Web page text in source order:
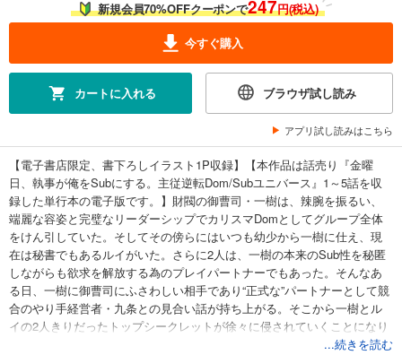
新規会員70%OFFクーポンで247円(税込)
今すぐ購入
カートに入れる ブラウザ試し読み
アプリ試し読みはこちら
【電子書店限定、書下ろしイラスト1P収録】【本作品は話売り『金曜
日、執事が俺をSubにする。主従逆転Dom/Subユニバース』1～5話を収
録した単行本の電子版です。】財閥の御曹司・一樹は、辣腕を振るい、
端麗な容姿と完璧なリーダーシップでカリスマDomとしてグループ全体
をけん引していた。そしてその傍らにはいつも幼少から一樹に仕え、現
在は秘書でもあるルイがいた。さらに2人は、一樹の本来のSub性を秘匿
しながらも欲求を解放する為のプレイパートナーでもあった。そんなあ
る日、一樹に御曹司にふさわしい相手であり“正式な”パートナーとして競
合のやり手経営者・九条との見合い話が持ち上がる。そこから一樹とル
イの2人きりだったトップシークレットが徐々に侵されていくことになり
...続きを読む